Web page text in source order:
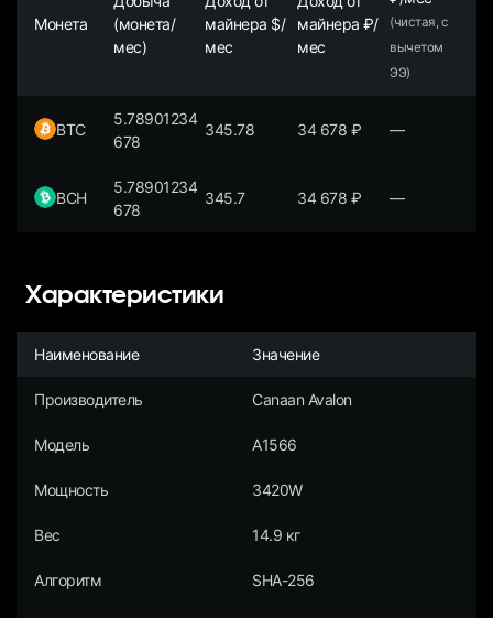
Монета
(монета/
мес)
майнера $/
мес
майнера ₽/
мес
(чистая, с
вычетом
ЭЭ)
BTC
5.78901234
678
345.78 34 678 ₽ —
BCH
5.78901234
678
345.7 34 678 ₽ —
Характеристики
Наименование Значение
Производитель Canaan Avalon
Модель A1566
Мощность 3420W
Вес 14.9 кг
Алгоритм SHA-256